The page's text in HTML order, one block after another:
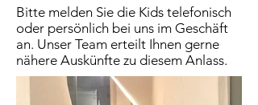
Bitte melden Sie die Kids telefonisch
oder persönlich bei uns im Geschäft
an. Unser Team erteilt Ihnen gerne
nähere Auskünfte zu diesem Anlass.